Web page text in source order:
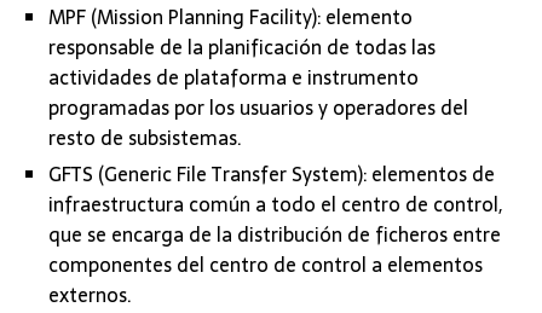
MPF (Mission Planning Facility): elemento
responsable de la planificación de todas las
actividades de plataforma e instrumento
programadas por los usuarios y operadores del
resto de subsistemas.
GFTS (Generic File Transfer System): elementos de
infraestructura común a todo el centro de control,
que se encarga de la distribución de ficheros entre
componentes del centro de control a elementos
externos.